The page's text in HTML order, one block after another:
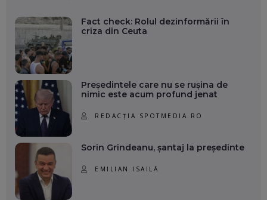
Fact check: Rolul dezinformării în
criza din Ceuta
Președintele care nu se rușina de
nimic este acum profund jenat
REDACȚIA SPOTMEDIA.RO
Sorin Grindeanu, șantaj la președinte
EMILIAN ISAILĂ